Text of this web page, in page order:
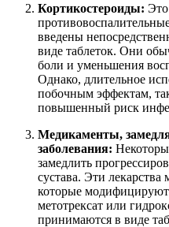
Кортикостероиды:
введены
виде таблеток. Они
боли и уменьшения
Однако, длительное
побочным эффектам,
повышенный риск
Медикаменты,
заболевания:
замедлить
сустава. Эти
которые модифицируют
метотрексат или
принимаются в виде